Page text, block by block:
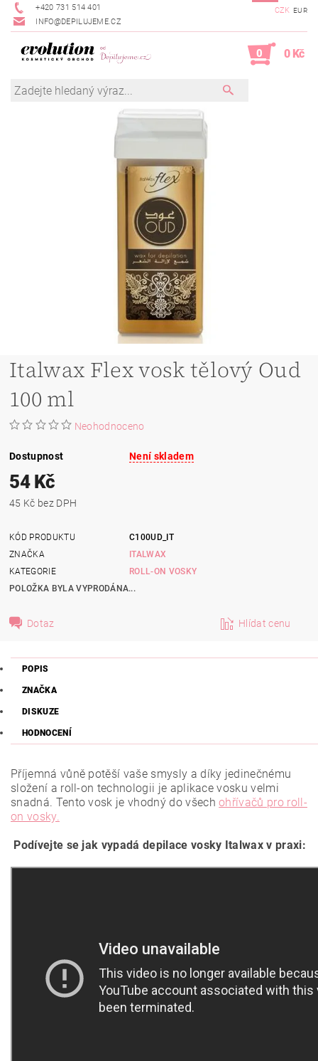
+420 731 514 401
INFO@DEPILUJEME.CZ
CZK EUR
0 0 Kč
Italwax Flex vosk tělový Oud
100 ml
Neohodnoceno
Dostupnost Není skladem
54 Kč
45 Kč bez DPH
KÓD PRODUKTU
C100UD_IT
ZNAČKA
ITALWAX
KATEGORIE
ROLL-ON VOSKY
POLOŽKA BYLA VYPRODÁNA...
Dotaz Hlídat cenu
POPIS
ZNAČKA
DISKUZE
HODNOCENÍ
Příjemná vůně potěší vaše smysly a díky jedinečnému
složení a roll-on technologii je aplikace vosku velmi
snadná. Tento vosk je vhodný do všechohřívačů pro roll-
on vosky.
Podívejte se jak vypadá depilace vosky Italwax v praxi: